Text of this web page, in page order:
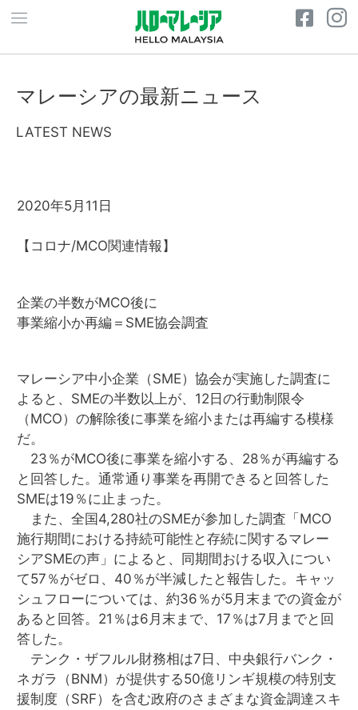
マレーシアの最新ニュース
LATEST NEWS
2020年5月11日
【コロナ/MCO関連情報】
企業の半数がMCO後に
事業縮小か再編＝SME協会調査
マレーシア中小企業（SME）協会が実施した調査に
よると、SMEの半数以上が、12日の行動制限令
（MCO）の解除後に事業を縮小または再編する模様
だ。
23％がMCO後に事業を縮小する、28％が再編する
と回答した。通常通り事業を再開できると回答した
SMEは19％に止まった。
また、全国4,280社のSMEが参加した調査「MCO
施行期間における持続可能性と存続に関するマレー
シアSMEの声」によると、同期間おける収入につい
て57％がゼロ、40％が半減したと報告した。キャッ
シュフローについては、約36％が5月末までの資金が
あると回答。21％は6月末まで、17％は7月までと回
答した。
テンク・ザフルル財務相は7日、中央銀行バンク・
ネガラ（BNM）が提供する50億リンギ規模の特別支
援制度（SRF）を含む政府のさまざまな資金調達スキ